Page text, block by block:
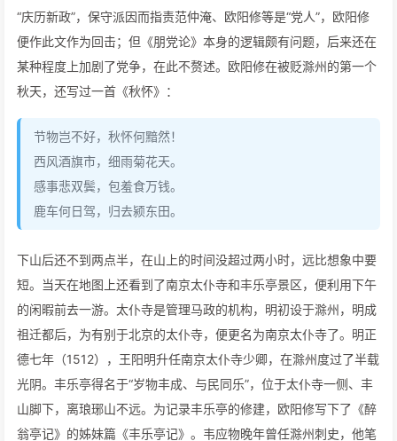
“庆历新政”，保守派因而指责范仲淹、欧阳修等是“党人”，欧阳修
便作此文作为回击；但《朋党论》本身的逻辑颇有问题，后来还在
某种程度上加剧了党争，在此不赘述。欧阳修在被贬滁州的第一个
秋天，还写过一首《秋怀》：
节物岂不好，秋怀何黯然！
西风酒旗市，细雨菊花天。
感事悲双鬓，包羞食万钱。
鹿车何日驾，归去颍东田。
下山后还不到两点半，在山上的时间没超过两小时，远比想象中要
短。当天在地图上还看到了南京太仆寺和丰乐亭景区，便利用下午
的闲暇前去一游。太仆寺是管理马政的机构，明初设于滁州，明成
祖迁都后，为有别于北京的太仆寺，便更名为南京太仆寺了。明正
德七年（1512），王阳明升任南京太仆寺少卿，在滁州度过了半载
光阴。丰乐亭得名于“岁物丰成、与民同乐”，位于太仆寺一侧、丰
山脚下，离琅琊山不远。为记录丰乐亭的修建，欧阳修写下了《醉
翁亭记》的姊妹篇《丰乐亭记》。韦应物晚年曾任滁州刺史，他笔